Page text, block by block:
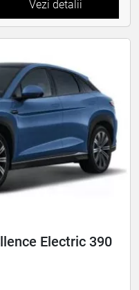
Vezi detalii
Electric 390